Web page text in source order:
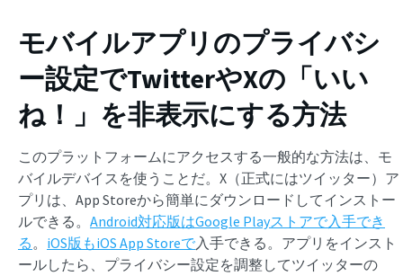
モバイルアプリのプライバシ
ー設定でTwitterやXの「いい
ね！」を非表示にする方法
このプラットフォームにアクセスする一般的な方法は、モ
バイルデバイスを使うことだ。X（正式にはツイッター）ア
プリは、App Storeから簡単にダウンロードしてインストー
ルできる。 Android対応版はGoogle Playストアで入手でき
る。 iOS版もiOS App Storeで入手できる。アプリをインスト
ールしたら、プライバシー設定を調整してツイッターの